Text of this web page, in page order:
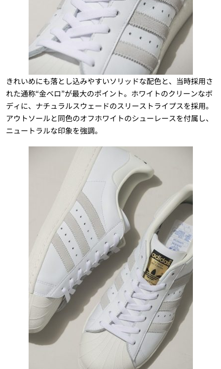
きれいめにも落とし込みやすいソリッドな配色と、当時採用さ
れた通称“金ベロ”が最大のポイント。ホワイトのクリーンなボ
ディに、ナチュラルスウェードのスリーストライプスを採用。
アウトソールと同色のオフホワイトのシューレースを付属し、
ニュートラルな印象を強調。